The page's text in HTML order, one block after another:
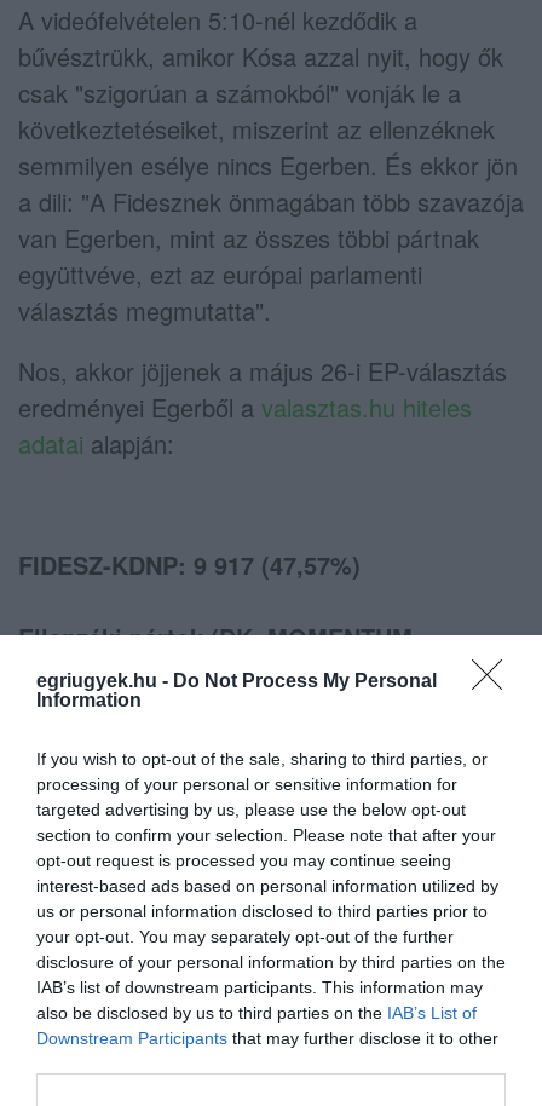
egriugyek.hu - Do Not Process My Personal
Information
If you wish to opt-out of the sale, sharing to third parties, or
processing of your personal or sensitive information for
targeted advertising by us, please use the below opt-out
section to confirm your selection. Please note that after your
opt-out request is processed you may continue seeing
interest-based ads based on personal information utilized by
us or personal information disclosed to third parties prior to
your opt-out. You may separately opt-out of the further
disclosure of your personal information by third parties on the
IAB’s list of downstream participants. This information may
also be disclosed by us to third parties on the IAB’s List of
Downstream Participants that may further disclose it to other
A videófelvételen 5:10-nél kezdődik a
bűvésztrükk, amikor Kósa azzal nyit, hogy ők
csak "szigorúan a számokból" vonják le a
következtetéseiket, miszerint az ellenzéknek
semmilyen esélye nincs Egerben. És ekkor jön
a dili: "A Fidesznek önmagában több szavazója
van Egerben, mint az összes többi pártnak
együttvéve, ezt az európai parlamenti
választás megmutatta".
Nos, akkor jöjjenek a május 26-i EP-választás
eredményei Egerből a valasztas.hu hiteles
adatai alapján:
FIDESZ-KDNP: 9 917 (47,57%)
Ellenzéki pártok (DK, MOMENTUM,
JOBBIK, MSZP-PÁRBESZÉD, LMP,
MUNKÁSPÁRT, MI HAZÁNK): 10 928
(52,43%)
Nem baj, Lajos, legalább megpróbáltad!
Ne maradjon le a legfrissebb hírekről, kövessen
bennünket az EGRI ÜGYEK Google Hírek oldalán!